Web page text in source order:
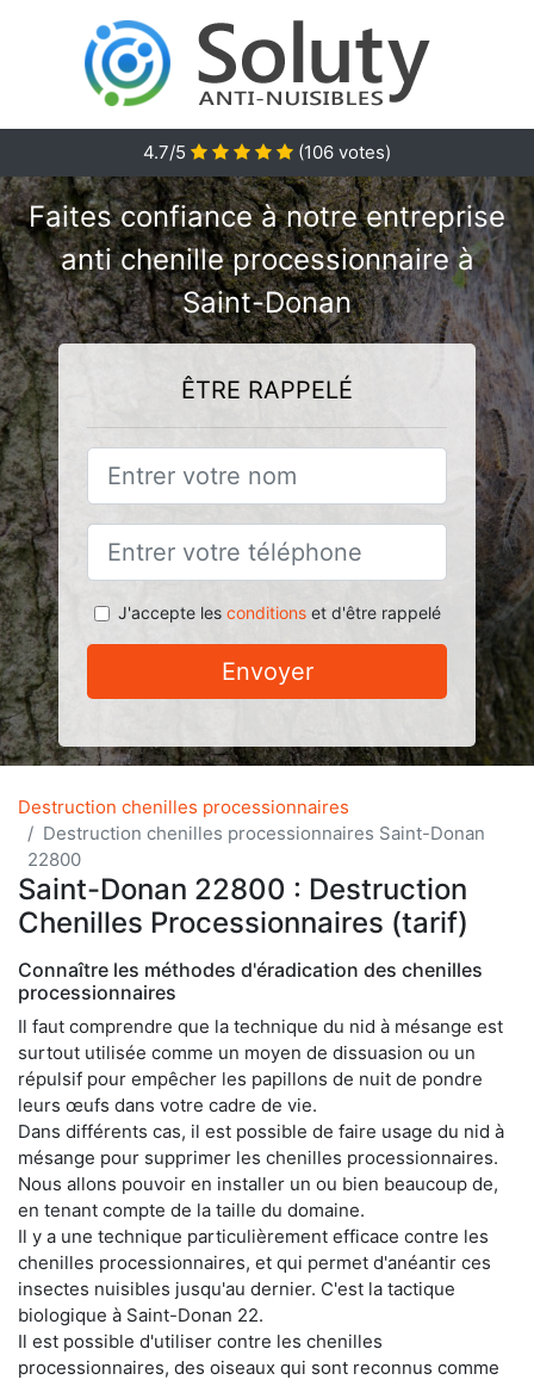
4.7/5 (106 votes)
Faites confiance à notre entreprise
anti chenille processionnaire à
Saint-Donan
ÊTRE RAPPELÉ
J'accepte les conditionset d'être rappelé
Envoyer
Destruction chenilles processionnaires
Destruction chenilles processionnaires Saint-Donan
22800
Saint-Donan 22800 : Destruction
Chenilles Processionnaires (tarif)
Connaître les méthodes d'éradication des chenilles
processionnaires
Il faut comprendre que la technique du nid à mésange est
surtout utilisée comme un moyen de dissuasion ou un
répulsif pour empêcher les papillons de nuit de pondre
leurs œufs dans votre cadre de vie.
Dans différents cas, il est possible de faire usage du nid à
mésange pour supprimer les chenilles processionnaires.
Nous allons pouvoir en installer un ou bien beaucoup de,
en tenant compte de la taille du domaine.
Il y a une technique particulièrement efficace contre les
chenilles processionnaires, et qui permet d'anéantir ces
insectes nuisibles jusqu'au dernier. C'est la tactique
biologique à Saint-Donan 22.
Il est possible d'utiliser contre les chenilles
processionnaires, des oiseaux qui sont reconnus comme